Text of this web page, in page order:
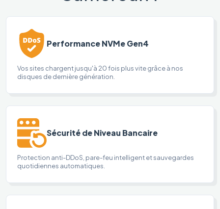
Performance NVMe Gen4
Vos sites chargent jusqu'à 20 fois plus vite grâce à nos
disques de dernière génération.
Sécurité de Niveau Bancaire
Protection anti-DDoS, pare-feu intelligent et sauvegardes
quotidiennes automatiques.